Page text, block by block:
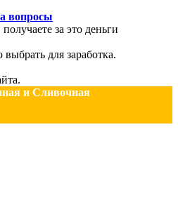
вопросы
за это деньги
для заработка.
и Сливочная